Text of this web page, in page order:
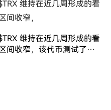
维持在近几周形成的看
间收窄，
间收窄，该代币测试了
至 34，接近超卖区域。此前
的支
。然而，如果跌破该支撑